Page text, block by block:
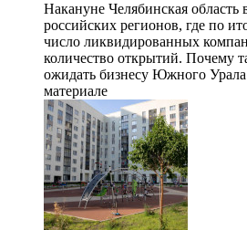
Накануне Челябинская область
российских регионов, где по
число ликвидированных
количество открытий. Почему
ожидать бизнесу Южного
материале